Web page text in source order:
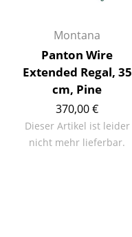
Arbeitsplatz
Management Büro
Konferenzraum
Empfang
Montana
Panton Wire
Extended Regal, 35
cm, Pine
370,00 €
Dieser Artikel ist leider
nicht mehr lieferbar.